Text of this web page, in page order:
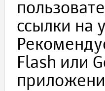
ссылки на
Flash или